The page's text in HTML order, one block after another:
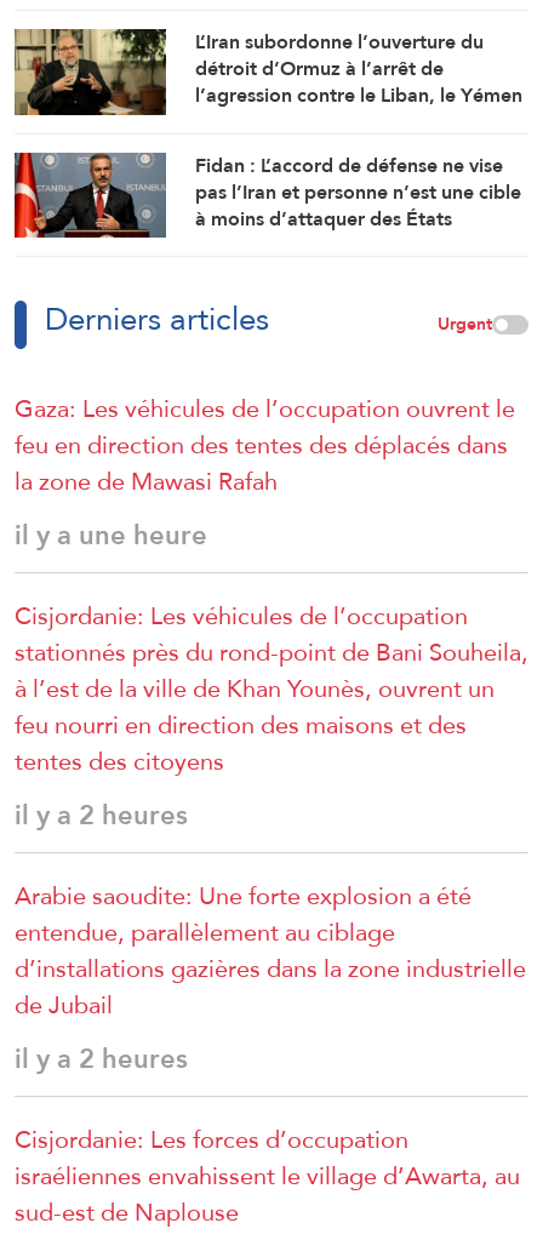
L’Iran subordonne l’ouverture du
détroit d’Ormuz à l’arrêt de
l’agression contre le Liban, le Yémen
Fidan : L’accord de défense ne vise
pas l’Iran et personne n’est une cible
à moins d’attaquer des États
Derniers articles Urgent
Gaza: Les véhicules de l’occupation ouvrent le
feu en direction des tentes des déplacés dans
la zone de Mawasi Rafah
il y a une heure
Cisjordanie: Les véhicules de l’occupation
stationnés près du rond-point de Bani Souheila,
à l’est de la ville de Khan Younès, ouvrent un
feu nourri en direction des maisons et des
tentes des citoyens
il y a 2 heures
Arabie saoudite: Une forte explosion a été
entendue, parallèlement au ciblage
d’installations gazières dans la zone industrielle
de Jubail
il y a 2 heures
Cisjordanie: Les forces d’occupation
israéliennes envahissent le village d’Awarta, au
sud-est de Naplouse